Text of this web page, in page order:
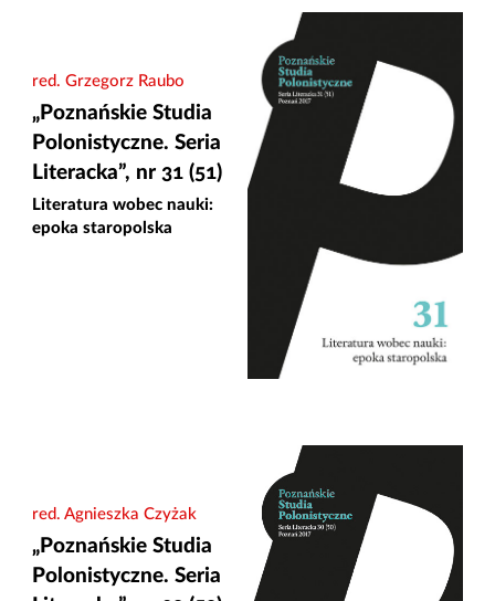
red. Grzegorz Raubo
„Poznańskie Studia
Polonistyczne. Seria
Literacka”, nr 31 (51)
Literatura wobec nauki:
epoka staropolska
red. Agnieszka Czyżak
„Poznańskie Studia
Polonistyczne. Seria